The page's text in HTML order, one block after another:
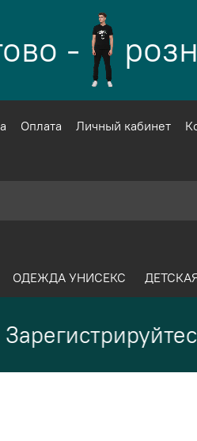
-
Оплата Личный кабинет
ОДЕЖДА УНИСЕКС